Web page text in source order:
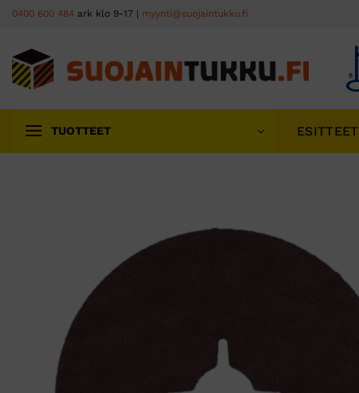
Skip
content
0400 600 484 ark klo 9-17 | myynti@suojaintukku.fi
TUOTTEET ESITTEET